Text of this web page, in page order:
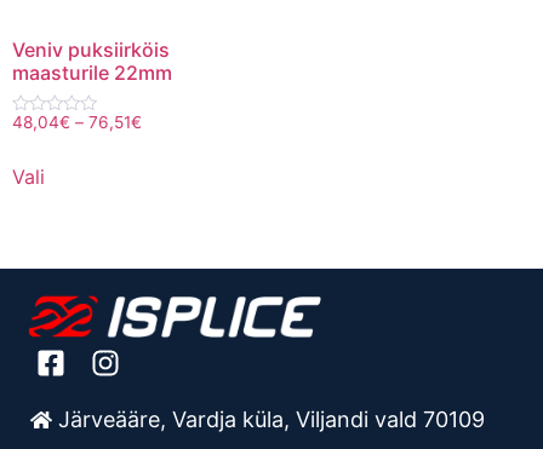
Veniv puksiirköis
maasturile 22mm
Hinnanguga
5
48,04€ – 76,51€
Vali
Järveääre, Vardja küla, Viljandi vald 70109